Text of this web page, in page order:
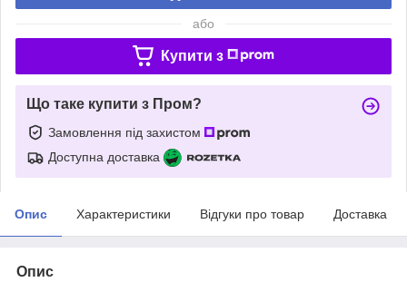
або
Купити з
Що таке купити з Пром?
Замовлення під захистом
Доступна доставка
Опис Характеристики Відгуки про товар Доставка
Опис